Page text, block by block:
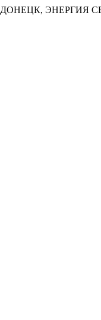
ДОНЕЦК, ЭНЕРГИЯ